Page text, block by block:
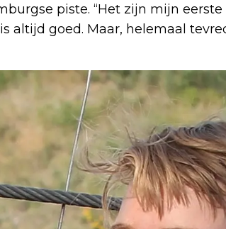
piste. “Het zijn mijn
altijd goed. Maar, helemaal